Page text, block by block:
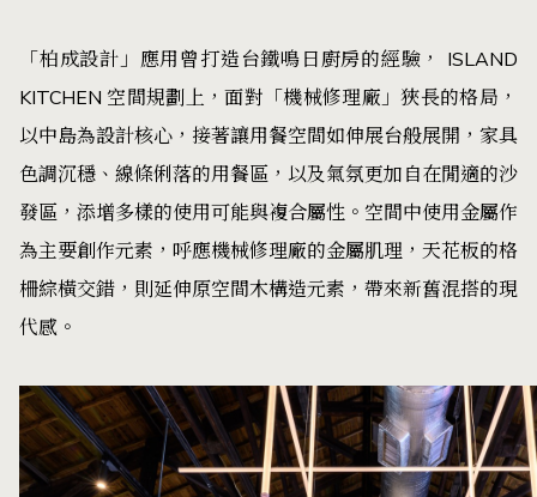
「柏成設計」應用曾打造台鐵鳴日廚房的經驗， ISLAND
KITCHEN 空間規劃上，面對「機械修理廠」狹長的格局，
以中島為設計核心，接著讓用餐空間如伸展台般展開，家具
色調沉穩、線條俐落的用餐區，以及氣氛更加自在閒適的沙
發區，添增多樣的使用可能與複合屬性。空間中使用金屬作
為主要創作元素，呼應機械修理廠的金屬肌理，天花板的格
柵綜橫交錯，則延伸原空間木構造元素，帶來新舊混搭的現
代感。